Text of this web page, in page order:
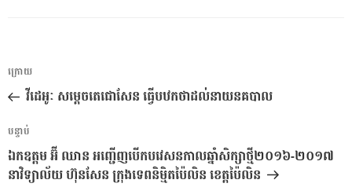
ការ​
នាំទិស​
ប្រកាស
អត្ថបទ
មុន
ក្រោយ
វីដេអូៈ សម្តេចតេជោសែន ធ្វើបឋកថាដល់នាយនគបាល
អត្ថបទ
បន្ទាប់
បន្ទាប់
ឯកឧត្តម អ៊ី ឈាន អញ្ជើញបើកបវេសនកាលឆ្នាំសិក្សាថ្មី២០១៦-២០១៧
នាវិទ្យាល័យ ហ៊ុនសែន ក្រុងទេពនិម្មិតប៉ៃលិន ខេត្តប៉ៃលិន